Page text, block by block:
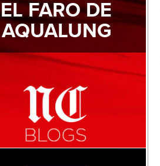
EL FARO DE
AQUALUNG